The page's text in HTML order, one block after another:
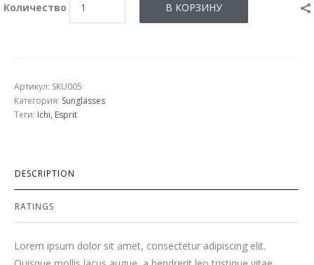
Количество
Артикул: SKU005
Категория: Sunglasses
Теги: Ichi Esprit
DESCRIPTION
RATINGS
Lorem ipsum dolor sit amet, consectetur adipiscing elit.